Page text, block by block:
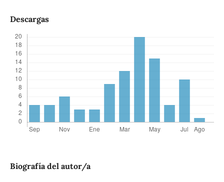
Descargas
Biografía del autor/a